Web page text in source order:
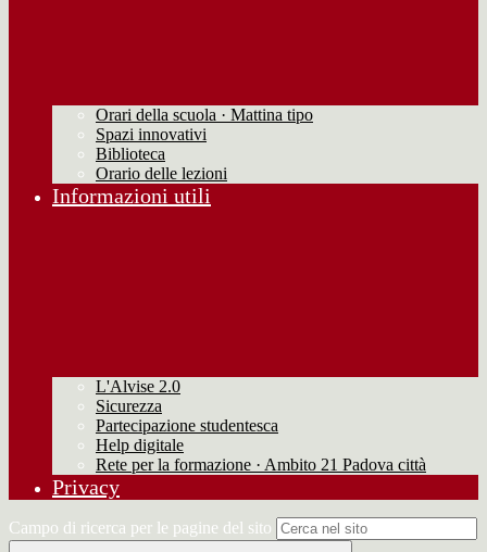
Orari della scuola · Mattina tipo
Spazi innovativi
Biblioteca
Orario delle lezioni
Informazioni utili
L'Alvise 2.0
Sicurezza
Partecipazione studentesca
Help digitale
Rete per la formazione · Ambito 21 Padova città
Privacy
Campo di ricerca per le pagine del sito